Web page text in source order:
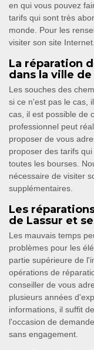
en qui vous pouvez
tarifs qui sont très
monde. Pour les
visiter son site Internet.
La réparation
dans la ville
Les souches des
si ce n'est pas le cas,
cas, il est possible de
professionnel peut
proposer de vous
proposer des tarifs
toutes les bourses.
nécessaire de visiter
supplémentaires.
Les
de Lassur et
Les mauvais temps
problèmes pour les
partie supérieure de
opérations de
conseiller de vous
plusieurs années
informations, il suffit
l'occasion de
sans engagement.